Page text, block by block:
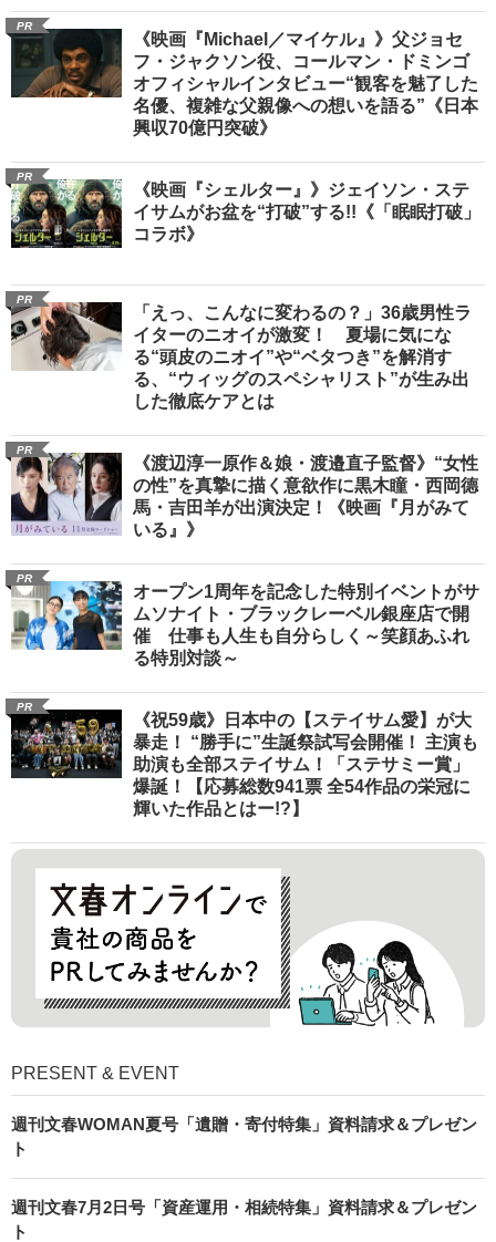
PR
《映画『Michael／マイケル』》父ジョセ
フ・ジャクソン役、コールマン・ドミンゴ
オフィシャルインタビュー“観客を魅了した
名優、複雑な父親像への想いを語る”《日本
興収70億円突破》
PR
《映画『シェルター』》ジェイソン・ステ
イサムがお盆を“打破”する!!《「眠眠打破」
コラボ》
PR
「えっ、こんなに変わるの？」36歳男性ラ
イターのニオイが激変！ 夏場に気にな
る“頭皮のニオイ”や“ベタつき”を解消す
る、“ウィッグのスペシャリスト”が生み出
した徹底ケアとは
PR
《渡辺淳一原作＆娘・渡邉直子監督》“女性
の性”を真摯に描く意欲作に黒木瞳・西岡德
馬・吉田羊が出演決定！《映画『月がみて
いる』》
PR
オープン1周年を記念した特別イベントがサ
ムソナイト・ブラックレーベル銀座店で開
催 仕事も人生も自分らしく～笑顔あふれ
る特別対談～
PR
《祝59歳》日本中の【ステイサム愛】が大
暴走！ “勝手に”生誕祭試写会開催！ 主演も
助演も全部ステイサム！「ステサミー賞」
爆誕！【応募総数941票 全54作品の栄冠に
輝いた作品とはー!?】
PRESENT & EVENT
週刊文春WOMAN夏号「遺贈・寄付特集」資料請求＆プレゼン
ト
週刊文春7月2日号「資産運用・相続特集」資料請求＆プレゼン
ト